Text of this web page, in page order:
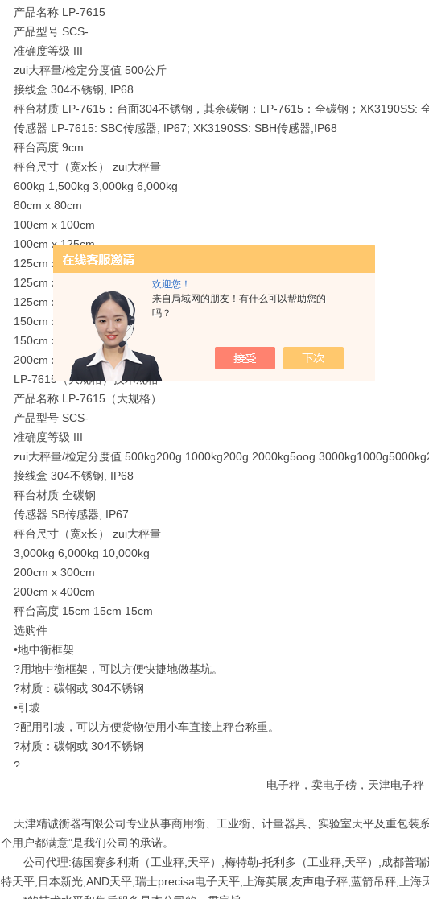
欢迎您！
来自局域网的朋友！有什么可以帮助您的
吗？
产品名称 LP-7615
产品型号 SCS-
准确度等级 III
zui大秤量/检定分度值 500公斤
接线盒 304不锈钢, IP68
秤台材质 LP-7615：台面304不锈钢，其余碳钢；LP-7615：全碳钢；XK3190SS:
传感器 LP-7615: SBC传感器, IP67; XK3190SS: SBH传感器,IP68
秤台高度 9cm
秤台尺寸（宽x长） zui大秤量
600kg 1,500kg 3,000kg 6,000kg
80cm x 80cm
100cm x 100cm
100cm x 125cm
125cm x 125cm
125cm x 150cm
125cm x 180cm
150cm x 150cm
150cm x 200cm
200cm x 200cm
LP-7615（大规格）技术规格
产品名称 LP-7615（大规格）
产品型号 SCS-
准确度等级 III
zui大秤量/检定分度值 500kg200g 1000kg200g 2000kg5oog
接线盒 304不锈钢, IP68
秤台材质 全碳钢
传感器 SB传感器, IP67
秤台尺寸（宽x长） zui大秤量
3,000kg 6,000kg 10,000kg
200cm x 300cm
200cm x 400cm
秤台高度 15cm 15cm 15cm
选购件
•地中衡框架
?用地中衡框架，可以方便快捷地做基坑。
?材质：碳钢或 304不锈钢
•引坡
?配用引坡，可以方便货物使用小车直接上秤台称重。
?材质：碳钢或 304不锈钢
?
电子秤，卖电子磅，天津电子秤
天津精诚衡器有限公司专业从事商用衡、工业衡、计量器具、实验室天平及重包装
个用户都满意”是我们公司的承诺。
公司代理:德国赛多利斯（工业秤,天平）,梅特勒-托利多（工业秤,天平）,成都普瑞
特天平,日本新光,AND天平,瑞士precisa电子天平,上海英展,友声电子秤,蓝箭吊秤,上海